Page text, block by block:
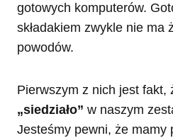
gotowych komputerów.
składakiem zwykle nie ma
powodów.
Pierwszym z nich jest fakt,
„siedziało” w naszym
Jesteśmy pewni, że mamy